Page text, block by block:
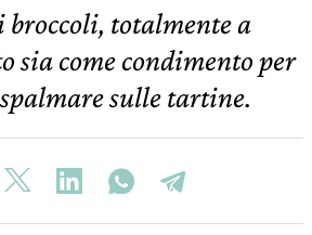
broccoli, totalmente a
sia come condimento per
sulle tartine.